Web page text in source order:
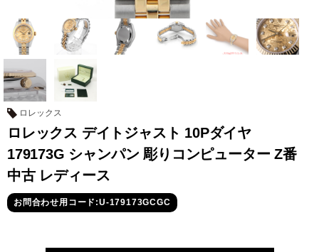
グランド
セイコー
ロレックス
ロレックス デイトジャスト 10Pダイヤ
179173G シャンパン 彫りコンピューター Z番
中古 レディース
お問合わせ用コード:U-179173GCGC